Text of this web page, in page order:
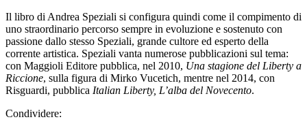
Il libro di Andrea Speziali si configura quindi come il compimento di
uno straordinario percorso sempre in evoluzione e sostenuto con
passione dallo stesso Speziali, grande cultore ed esperto della
corrente artistica. Speziali vanta numerose pubblicazioni sul tema:
con Maggioli Editore pubblica, nel 2010, Una stagione del Liberty a
Riccione, sulla figura di Mirko Vucetich, mentre nel 2014, con
Risguardi, pubblica Italian Liberty, L’alba del Novecento.
Condividere: